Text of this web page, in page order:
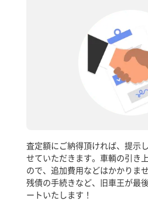
査定額にご納得頂ければ、提示
せていただきます。車輌の引き
ので、追加費用などはかかりま
残債の手続きなど、旧車王が最
ートいたします！